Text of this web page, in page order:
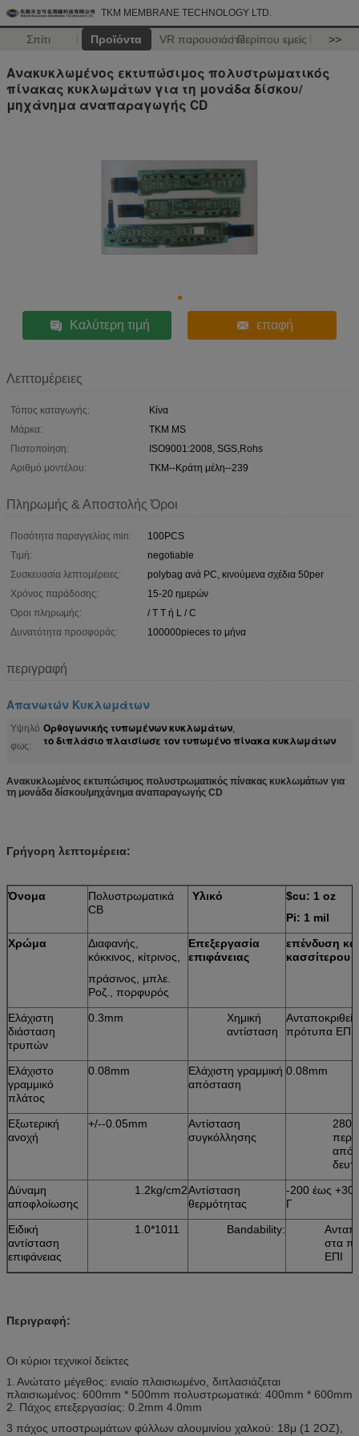
TKM MEMBRANE TECHNOLOGY LTD.
Σπίτι Προϊόντα VR παρουσιάστεΠερίπου εμείς >>
Ανακυκλωμένος εκτυπώσιμος πολυστρωματικός
πίνακας κυκλωμάτων για τη μονάδα δίσκου/
μηχάνημα αναπαραγωγής CD
Καλύτερη τιμή επαφή
Λεπτομέρειες
Τόπος καταγωγής:
Κίνα
Μάρκα:
TKM MS
Πιστοποίηση:
ISO9001:2008, SGS,Rohs
Αριθμό μοντέλου:
TKM--Κράτη μέλη--239
Πληρωμής & Αποστολής Όροι
Ποσότητα παραγγελίας min:
100PCS
Τιμή:
negotiable
Συσκευασία λεπτομέρειες:
polybag ανά PC, κινούμενα σχέδια 50per
Χρόνος παράδοσης:
15-20 ημερών
Όροι πληρωμής:
/ T T ή L / C
Δυνατότητα προσφοράς:
100000pieces το μήνα
περιγραφή
Απανωτών Κυκλωμάτων
Υψηλό
φως:
Ορθογωνικής τυπωμένων κυκλωμάτων,
το διπλάσιο πλαισίωσε τον τυπωμένο πίνακα κυκλωμάτων
Ανακυκλωμένος εκτυπώσιμος πολυστρωματικός πίνακας κυκλωμάτων για
τη μονάδα δίσκου/μηχάνημα αναπαραγωγής CD
Γρήγορη λεπτομέρεια:
Όνομα
Πολυστρωματικά
CB
Υλικό
$cu: 1 oz
Pi: 1 mil
Χρώμα
Διαφανής,
κόκκινος, κίτρινος,
πράσινος, μπλε.
Ροζ., πορφυρός
Επεξεργασία
επιφάνειας
επένδυση
κασσίτερου
Ελάχιστη
διάσταση
τρυπών
0.3mm
Χημική
αντίσταση
πρότυπα ΕΠΙ:
Ελάχιστο
γραμμικό
πλάτος
0.08mm
Ελάχιστη γραμμική
απόσταση
0.08mm
Εξωτερική
ανοχή
+/--0.05mm
Αντίσταση
συγκόλλησης
280
από
Δύναμη
αποφλοίωσης
1.2kg/cm2Αντίσταση
θερμότητας
-200 έως
Γ
Ειδική
αντίσταση
επιφάνειας
1.0*1011 Bandability:
στα
ΕΠΙ
Περιγραφή:
Οι κύριοι τεχνικοί δείκτες
1. Ανώτατο μέγεθος: ενιαίο πλαισιωμένο, διπλασιάζεται
πλαισιωμένος: 600mm * 500mm πολυστρωματικά: 400mm * 600mm
2. Πάχος επεξεργασίας: 0.2mm 4.0mm
3 πάχος υποστρωμάτων φύλλων αλουμινίου χαλκού: 18μ (1 2OZ),